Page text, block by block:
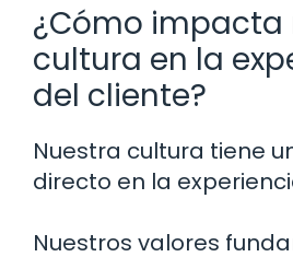
¿Cómo impacta
cultura en la
del cliente?
Nuestra cultura tiene
directo en la
Nuestros valores